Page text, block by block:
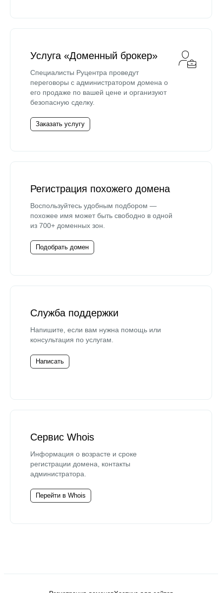
Услуга «Доменный брокер»
Специалисты Руцентра проведут
переговоры с администратором домена о
его продаже по вашей цене и организуют
безопасную сделку.
Заказать услугу
Регистрация похожего домена
Воспользуйтесь удобным подбором —
похожее имя может быть свободно в одной
из 700+ доменных зон.
Подобрать домен
Служба поддержки
Напишите, если вам нужна помощь или
консультация по услугам.
Написать
Сервис Whois
Информация о возрасте и сроке
регистрации домена, контакты
администратора.
Перейти в Whois